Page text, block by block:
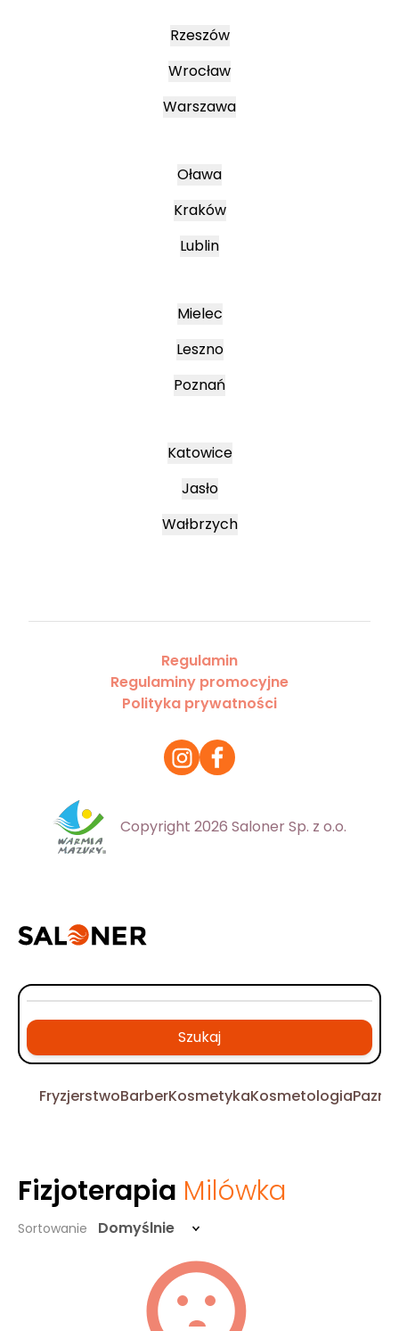
Rzeszów
Wrocław
Warszawa
Oława
Kraków
Lublin
Mielec
Leszno
Poznań
Katowice
Jasło
Wałbrzych
Regulamin
Regulaminy promocyjne
Polityka prywatności
Copyright 2026 Saloner Sp. z o.o.
Szukaj
FryzjerstwoBarberKosmetykaKosmetologia
Fizjoterapia Milówka
Sortowanie Domyślnie